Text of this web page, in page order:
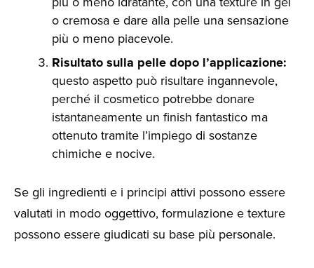
o cremosa e dare alla pelle una sensazione
più o meno piacevole.
Risultato sulla pelle dopo l’applicazione:
questo aspetto può risultare ingannevole,
perché il cosmetico potrebbe donare
istantaneamente un finish fantastico ma
ottenuto tramite l’impiego di sostanze
chimiche e nocive.
Se gli ingredienti e i principi attivi possono essere
valutati in modo oggettivo, formulazione e texture
possono essere giudicati su base più personale.